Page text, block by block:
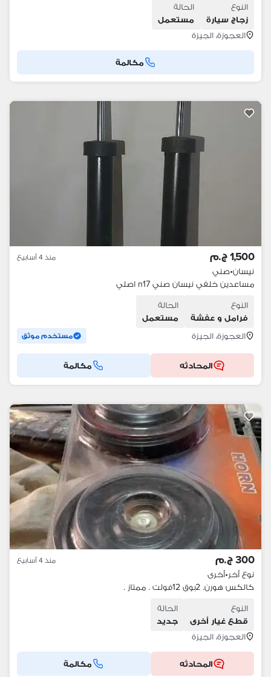
النوع
زجاج سيارة
الحالة
مستعمل
العجوزة، الجيزة
مكالمة
1,500 ج.م منذ 4 أسابيع
نيسان•صني
مساعدين خلفي نيسان صني n17 اصلي
النوع
فرامل و عفشة
الحالة
مستعمل
العجوزة، الجيزة
مستخدم موثق
المحادثه مكالمة
300 ج.م منذ 4 أسابيع
نوع أخر•أخرى
كالكس هورن. 2بوق 12فولت . ممتاز .
النوع
قطع غيار أخرى
الحالة
جديد
العجوزة، الجيزة
المحادثه مكالمة